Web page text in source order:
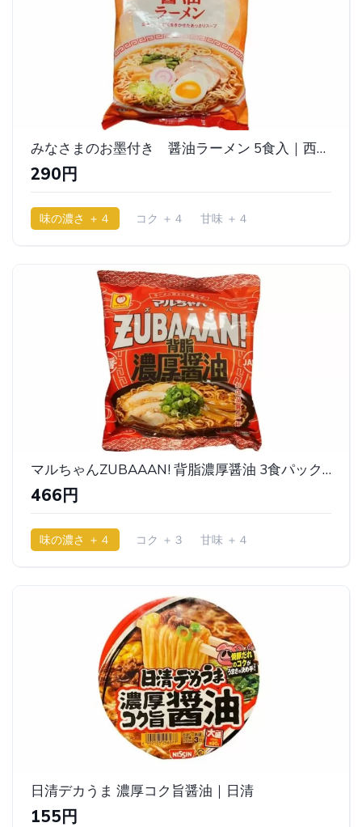
みなさまのお墨付き 醤油ラーメン 5食入｜西友（せいゆう）
290円
味の濃さ ＋４ コク ＋４ 甘味 ＋４
マルちゃんZUBAAAN! 背脂濃厚醤油 3食パック｜東洋水産
466円
味の濃さ ＋４ コク ＋３ 甘味 ＋４
日清デカうま 濃厚コク旨醤油｜日清
155円